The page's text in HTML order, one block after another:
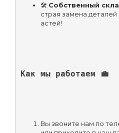
🛠️ Собственный
страя замена
астей!
Как мы работаем 💼
Вы звоните нам по